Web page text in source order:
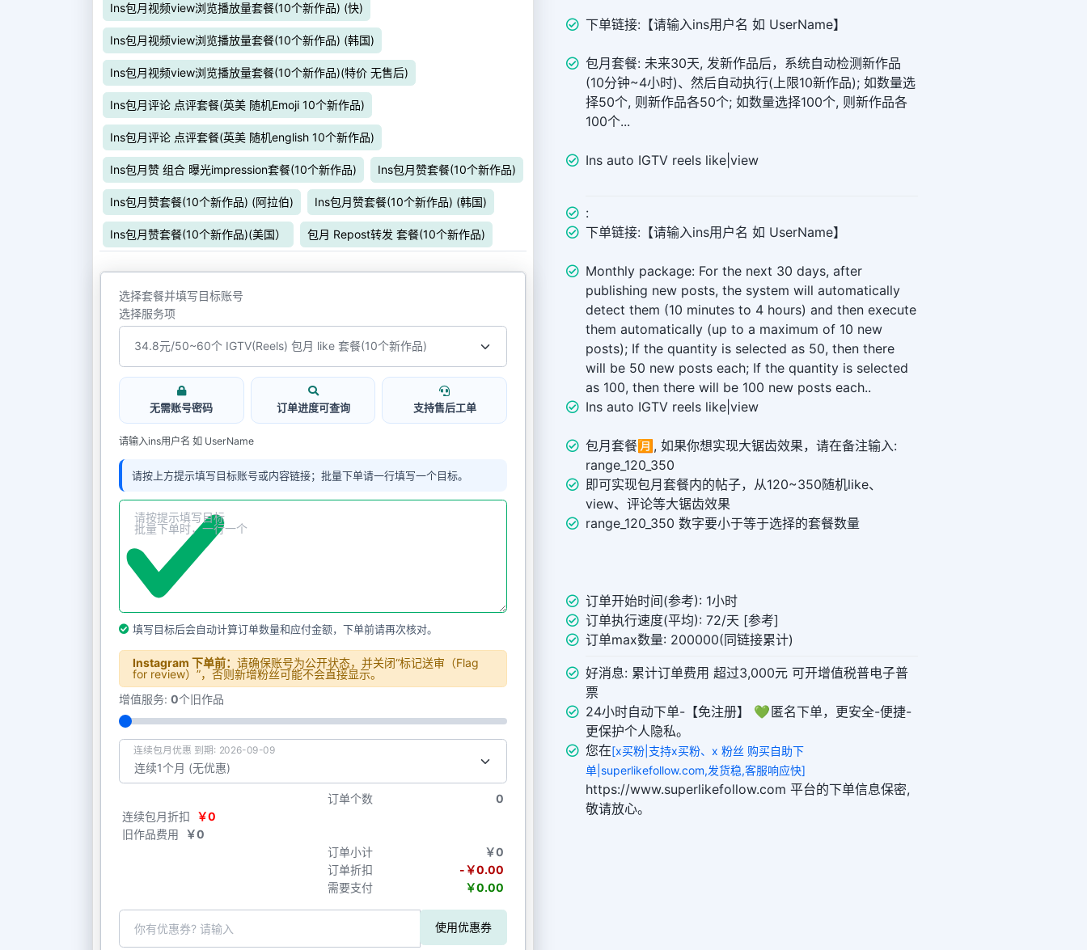
Ins包月视频view浏览播放量套餐(10个新作品) (快)
Ins包月视频view浏览播放量套餐(10个新作品) (韩国)
Ins包月视频view浏览播放量套餐(10个新作品)(特价 无售后)
Ins包月评论 点评套餐(英美 随机Emoji 10个新作品)
Ins包月评论 点评套餐(英美 随机english 10个新作品)
Ins包月赞 组合 曝光impression套餐(10个新作品) Ins包月赞套餐(10个新作品)
Ins包月赞套餐(10个新作品) (阿拉伯) Ins包月赞套餐(10个新作品) (韩国)
Ins包月赞套餐(10个新作品)(美国） 包月 Repost转发 套餐(10个新作品)
选择套餐并填写目标账号
选择服务项
无需账号密码 订单进度可查询 支持售后工单
请输入ins用户名 如 UserName
请按上方提示填写目标账号或内容链接；批量下单请一行填写一个目标。
填写目标后会自动计算订单数量和应付金额，下单前请再次核对。
Instagram 下单前： 请确保账号为公开状态，并关闭“标记送审（Flag
for review）”，否则新增粉丝可能不会直接显示。
增值服务: 0个旧作品
连续包月优惠 到期: 2026-09-09
订单个数
0
连续包月折扣
￥0
旧作品费用
￥0
订单小计
￥0
订单折扣
-￥0.00
需要支付
￥0.00
使用优惠券
下单链接:【请输入ins用户名 如 UserName】
包月套餐: 未来30天, 发新作品后，系统自动检测新作品
(10分钟~4小时)、然后自动执行(上限10新作品); 如数量选
择50个, 则新作品各50个; 如数量选择100个, 则新作品各
100个...
Ins auto IGTV reels like|view
:
下单链接:【请输入ins用户名 如 UserName】
Monthly package: For the next 30 days, after
publishing new posts, the system will automatically
detect them (10 minutes to 4 hours) and then execute
them automatically (up to a maximum of 10 new
posts); If the quantity is selected as 50, then there
will be 50 new posts each; If the quantity is selected
as 100, then there will be 100 new posts each..
Ins auto IGTV reels like|view
包月套餐🈷️, 如果你想实现大锯齿效果，请在备注输入:
range_120_350
即可实现包月套餐内的帖子，从120~350随机like、
view、评论等大锯齿效果
range_120_350 数字要小于等于选择的套餐数量
订单开始时间(参考): 1小时
订单执行速度(平均): 72/天 [参考]
订单max数量: 200000(同链接累计)
好消息: 累计订单费用 超过3,000元 可开增值税普电子普
票
24小时自动下单-【免注册】 💚 匿名下单，更安全-便捷-
更保护个人隐私。
您在[x买粉|支持x买粉、x 粉丝 购买自助下
单|superlikefollow.com,发货稳,客服响应快]
https://www.superlikefollow.com 平台的下单信息保密,
敬请放心。